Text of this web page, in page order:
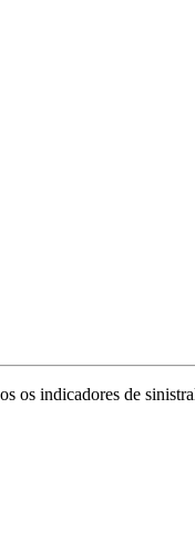
os indicadores de